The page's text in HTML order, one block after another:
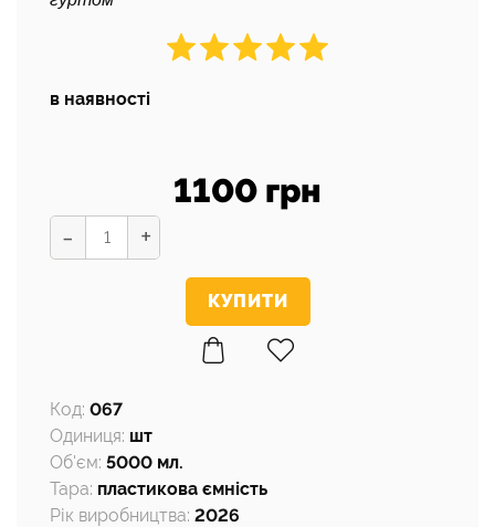
в наявності
1100 грн
- +
Код: 067
Одиниця: шт
Об'єм: 5000 мл.
Тара: пластикова ємність
Рік виробництва: 2026